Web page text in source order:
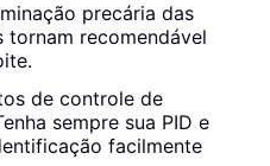
precária das
tornam recomendável
de controle de
sempre sua PID e
facilmente